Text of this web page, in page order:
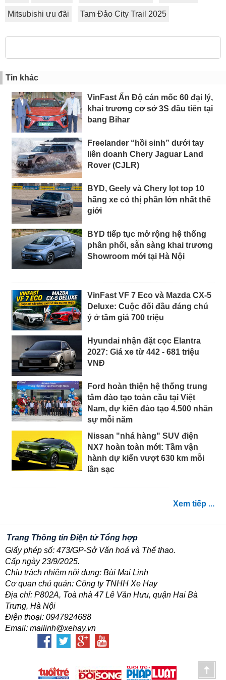
Mitsubishi ưu đãi Tam Đảo City Trail 2025
Tin khác
VinFast Ấn Độ cán mốc 60 đại lý,
khai trương cơ sở 3S đầu tiên tại
bang Bihar
Freelander “hồi sinh” dưới tay
liên doanh Chery Jaguar Land
Rover (CJLR)
BYD, Geely và Chery lọt top 10
hãng xe có thị phần lớn nhất thế
giới
BYD tiếp tục mở rộng hệ thống
phân phối, sẵn sàng khai trương
Showroom mới tại Hà Nội
VinFast VF 7 Eco và Mazda CX-5
Deluxe: Cuộc đối đầu đáng chú
ý ở tầm giá 700 triệu
Hyundai nhận đặt cọc Elantra
2027: Giá xe từ 442 - 681 triệu
VNĐ
Ford hoàn thiện hệ thống trung
tâm đào tạo toàn cầu tại Việt
Nam, dự kiến đào tạo 4.500 nhân
sự mỗi năm
Nissan "nhá hàng" SUV điện
NX7 hoàn toàn mới: Tầm vận
hành dự kiến vượt 630 km mỗi
lần sạc
Xem tiếp ...
Trang Thông tin Điện tử Tổng hợp
Giấy phép số: 473/GP-Sở Văn hoá và Thể thao.
Cấp ngày 23/9/2025.
Chịu trách nhiệm nội dung: Bùi Mai Linh
Cơ quan chủ quản: Công ty TNHH Xe Hay
Địa chỉ: P802A, Toà nhà 47 Lê Văn Hưu, quận Hai Bà
Trưng, Hà Nội
Điện thoại: 0947924688
Email: mailinh@xehay.vn